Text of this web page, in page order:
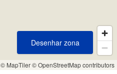
© MapTiler© OpenStreetMap contributors
Desenhar zona
Desenhar zona